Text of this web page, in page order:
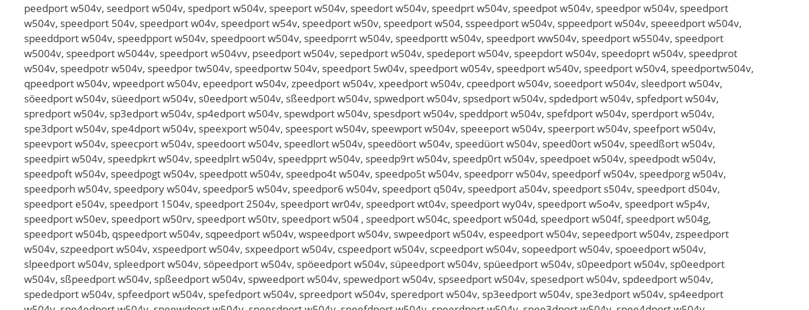
peedport w504v, seedport w504v, spedport w504v, speeport w504v, speedort w504v, speedprt w504v, speedpot w504v, speedpor w504v, speedport
w504v, speedport 504v, speedport w04v, speedport w54v, speedport w50v, speedport w504, sspeedport w504v, sppeedport w504v, speeedport w504v,
speeddport w504v, speedpport w504v, speedpoort w504v, speedporrt w504v, speedportt w504v, speedport ww504v, speedport w5504v, speedport
w5004v, speedport w5044v, speedport w504vv, pseedport w504v, sepedport w504v, spedeport w504v, speepdort w504v, speedoprt w504v, speedprot
w504v, speedpotr w504v, speedpor tw504v, speedportw 504v, speedport 5w04v, speedport w054v, speedport w540v, speedport w50v4, speedportw504v,
qpeedport w504v, wpeedport w504v, epeedport w504v, zpeedport w504v, xpeedport w504v, cpeedport w504v, soeedport w504v, sleedport w504v,
söeedport w504v, süeedport w504v, s0eedport w504v, sßeedport w504v, spwedport w504v, spsedport w504v, spdedport w504v, spfedport w504v,
spredport w504v, sp3edport w504v, sp4edport w504v, spewdport w504v, spesdport w504v, speddport w504v, spefdport w504v, sperdport w504v,
spe3dport w504v, spe4dport w504v, speexport w504v, speesport w504v, speewport w504v, speeeport w504v, speerport w504v, speefport w504v,
speevport w504v, speecport w504v, speedoort w504v, speedlort w504v, speedöort w504v, speedüort w504v, speed0ort w504v, speedßort w504v,
speedpirt w504v, speedpkrt w504v, speedplrt w504v, speedpprt w504v, speedp9rt w504v, speedp0rt w504v, speedpoet w504v, speedpodt w504v,
speedpoft w504v, speedpogt w504v, speedpott w504v, speedpo4t w504v, speedpo5t w504v, speedporr w504v, speedporf w504v, speedporg w504v,
speedporh w504v, speedpory w504v, speedpor5 w504v, speedpor6 w504v, speedport q504v, speedport a504v, speedport s504v, speedport d504v,
speedport e504v, speedport 1504v, speedport 2504v, speedport wr04v, speedport wt04v, speedport wy04v, speedport w5o4v, speedport w5p4v,
speedport w50ev, speedport w50rv, speedport w50tv, speedport w504 , speedport w504c, speedport w504d, speedport w504f, speedport w504g,
speedport w504b, qspeedport w504v, sqpeedport w504v, wspeedport w504v, swpeedport w504v, espeedport w504v, sepeedport w504v, zspeedport
w504v, szpeedport w504v, xspeedport w504v, sxpeedport w504v, cspeedport w504v, scpeedport w504v, sopeedport w504v, spoeedport w504v,
slpeedport w504v, spleedport w504v, söpeedport w504v, spöeedport w504v, süpeedport w504v, spüeedport w504v, s0peedport w504v, sp0eedport
w504v, sßpeedport w504v, spßeedport w504v, spweedport w504v, spewedport w504v, spseedport w504v, spesedport w504v, spdeedport w504v,
spededport w504v, spfeedport w504v, spefedport w504v, spreedport w504v, speredport w504v, sp3eedport w504v, spe3edport w504v, sp4eedport